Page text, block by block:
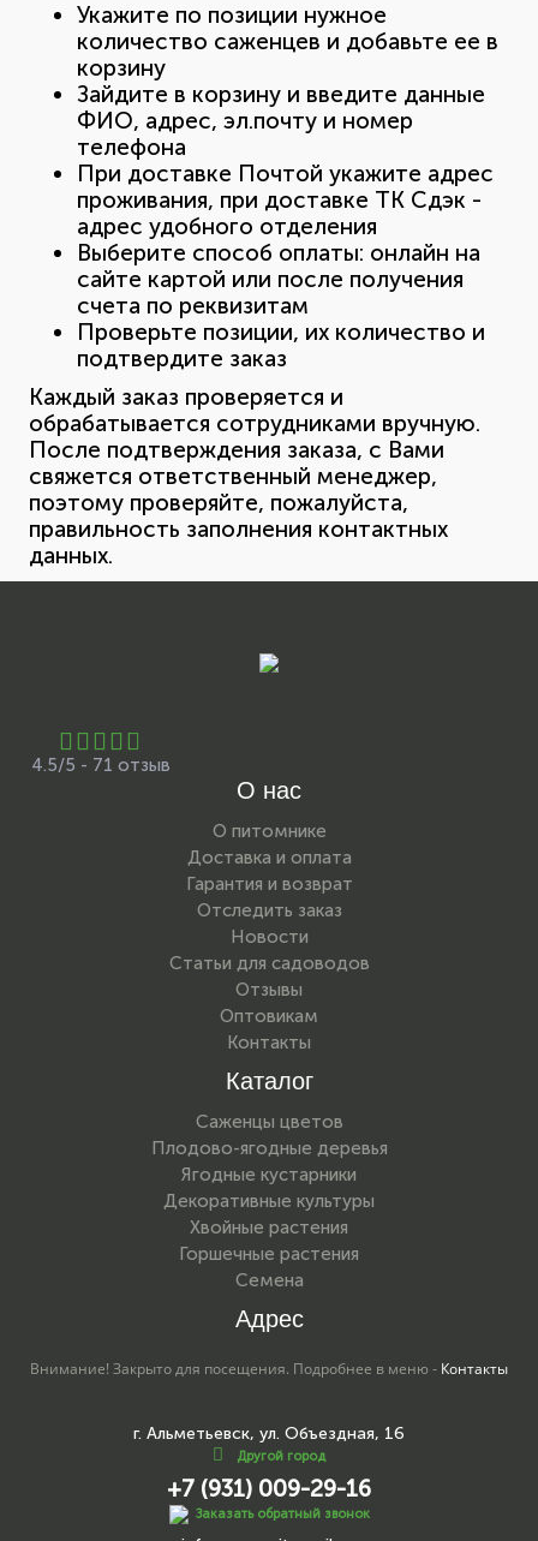
Укажите по позиции нужное
количество саженцев и добавьте ее в
корзину
Зайдите в корзину и введите данные
ФИО, адрес, эл.почту и номер
телефона
При доставке Почтой укажите адрес
проживания, при доставке ТК Сдэк -
адрес удобного отделения
Выберите способ оплаты: онлайн на
сайте картой или после получения
счета по реквизитам
Проверьте позиции, их количество и
подтвердите заказ
Каждый заказ проверяется и
обрабатывается сотрудниками вручную.
После подтверждения заказа, с Вами
свяжется ответственный менеджер,
поэтому проверяйте, пожалуйста,
правильность заполнения контактных
данных.
4.5/5 - 71 отзыв
О нас
О питомнике
Доставка и оплата
Гарантия и возврат
Отследить заказ
Новости
Статьи для садоводов
Отзывы
Оптовикам
Контакты
Каталог
Саженцы цветов
Плодово-ягодные деревья
Ягодные кустарники
Декоративные культуры
Хвойные растения
Горшечные растения
Семена
Адрес
Внимание! Закрыто для посещения. Подробнее в меню - Контакты
г. Альметьевск, ул. Объездная, 16
Другой город
+7 (931) 009-29-16
Заказать обратный звонок